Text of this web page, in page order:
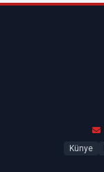
Künye